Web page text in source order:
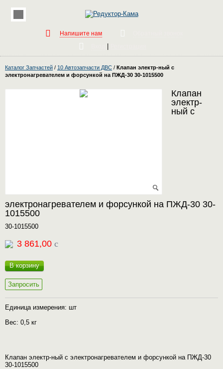
Напишите нам
Каталог Запчастей / 10 Автозапчасти ДВС / Клапан электр-ный с
электронагревателем и форсункой на ПЖД-30 30-1015500
Клапан
электр-
ный с
электронагревателем и форсункой на ПЖД-30 30-
1015500
30-1015500
3 861,00 c
В корзину
Запросить
Единица измерения: шт
Вес: 0,5 кг
Клапан электр-ный с электронагревателем и форсункой на ПЖД-30
30-1015500